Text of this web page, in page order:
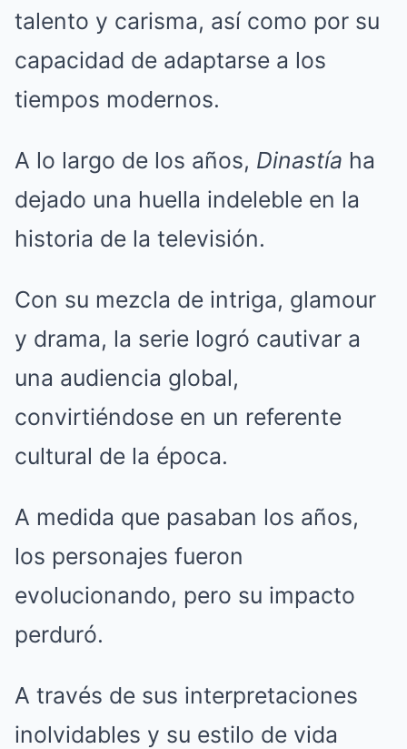
talento y carisma, así como por su
capacidad de adaptarse a los
tiempos modernos.
A lo largo de los años, Dinastía ha
dejado una huella indeleble en la
historia de la televisión.
Con su mezcla de intriga, glamour
y drama, la serie logró cautivar a
una audiencia global,
convirtiéndose en un referente
cultural de la época.
A medida que pasaban los años,
los personajes fueron
evolucionando, pero su impacto
perduró.
A través de sus interpretaciones
inolvidables y su estilo de vida